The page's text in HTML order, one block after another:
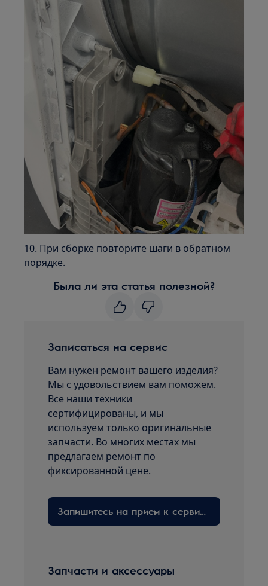
10. При сборке повторите шаги в обратном
порядке.
Была ли эта статья полезной?
Записаться на сервис
Вам нужен ремонт вашего изделия?
Мы с удовольствием вам поможем.
Все наши техники
сертифицированы, и мы
используем только оригинальные
запчасти. Во многих местах мы
предлагаем ремонт по
фиксированной цене.
Запишитесь на прием к сервисному технику здесь
Запчасти и аксессуары